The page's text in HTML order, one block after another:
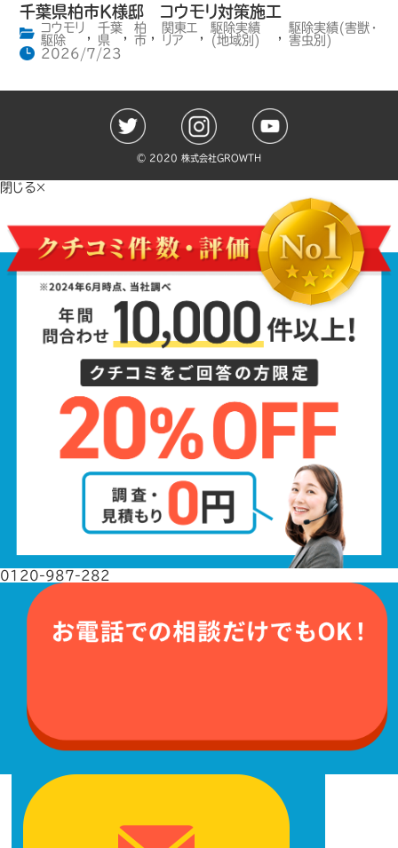
千葉県柏市K様邸 コウモリ対策施工
コウモリ
駆除
千葉
県
柏
市
関東エ
リア
駆除実績
(地域別)
駆除実績(害獣・
害虫別)
2026/7/23
©️ 2020 株式会社GROWTH
閉じる×
0120-987-282